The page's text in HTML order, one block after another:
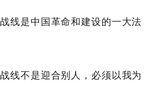
线是中国革命和建设的一大法
线不是迎合别人，必须以我为